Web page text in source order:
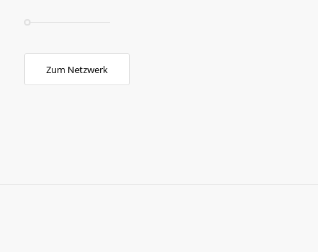
Zum Netzwerk